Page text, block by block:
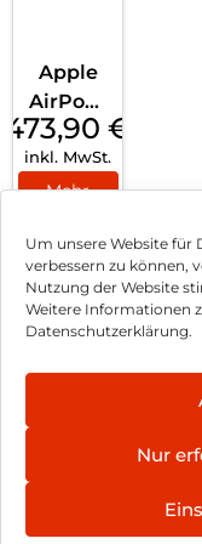
Um unsere Website für
verbessern zu können,
Nutzung der Website
Weitere Informationen
Datenschutzerklärung.
Nur
Apple
AirPods
Max
Mittern
acht
473,90 €
inkl. MwSt.
Mehr
Impressum
Hinweis zur
Newsletter